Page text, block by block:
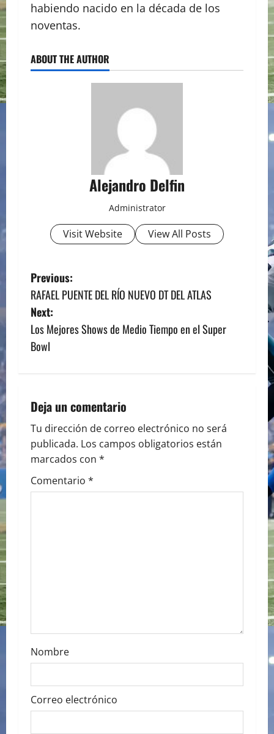
habiendo nacido en la década de los
noventas.
ABOUT THE AUTHOR
Alejandro Delfin
Administrator
Visit Website View All Posts
P
o
s
t
a
v
i
g
Previous:
RAFAEL PUENTE DEL RÍO NUEVO DT DEL ATLAS
Next:
Los Mejores Shows de Medio Tiempo en el Super
Bowl
Deja un comentario
Tu dirección de correo electrónico no será
publicada. Los campos obligatorios están
marcados con *
Comentario *
Nombre
Correo electrónico